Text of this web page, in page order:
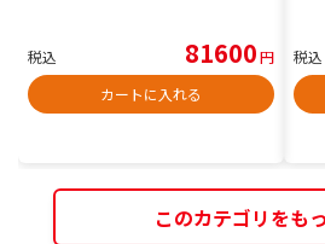
税込 81600円
カートに入れる
税込
このカテゴリをも